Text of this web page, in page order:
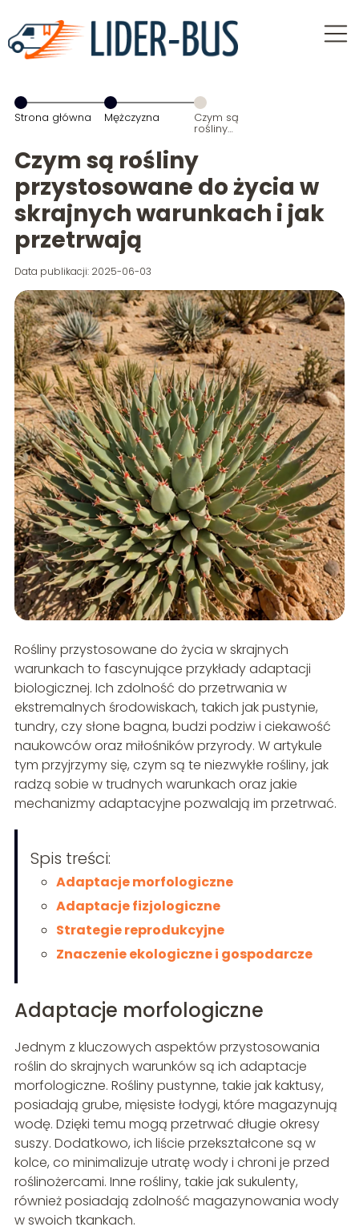
Strona główna Mężczyzna Czym są
rośliny
skrajnych
warunkach i
jak przetrwają
Czym są rośliny
przystosowane do życia w
skrajnych warunkach i jak
przetrwają
Data publikacji: 2025-06-03
Rośliny przystosowane do życia w skrajnych
warunkach to fascynujące przykłady adaptacji
biologicznej. Ich zdolność do przetrwania w
ekstremalnych środowiskach, takich jak pustynie,
tundry, czy słone bagna, budzi podziw i ciekawość
naukowców oraz miłośników przyrody. W artykule
tym przyjrzymy się, czym są te niezwykłe rośliny, jak
radzą sobie w trudnych warunkach oraz jakie
mechanizmy adaptacyjne pozwalają im przetrwać.
Spis treści:
Adaptacje morfologiczne
Adaptacje fizjologiczne
Strategie reprodukcyjne
Znaczenie ekologiczne i gospodarcze
Adaptacje morfologiczne
Jednym z kluczowych aspektów przystosowania
roślin do skrajnych warunków są ich adaptacje
morfologiczne. Rośliny pustynne, takie jak kaktusy,
posiadają grube, mięsiste łodygi, które magazynują
wodę. Dzięki temu mogą przetrwać długie okresy
suszy. Dodatkowo, ich liście przekształcone są w
kolce, co minimalizuje utratę wody i chroni je przed
roślinożercami. Inne rośliny, takie jak sukulenty,
również posiadają zdolność magazynowania wody
w swoich tkankach.